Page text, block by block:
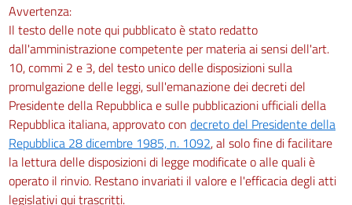
Avvertenza:
Il testo delle note qui pubblicato è stato redatto
dall'amministrazione competente per materia ai sensi dell'art.
10, commi 2 e 3, del testo unico delle disposizioni sulla
promulgazione delle leggi, sull'emanazione dei decreti del
Presidente della Repubblica e sulle pubblicazioni ufficiali della
Repubblica italiana, approvato con decreto del Presidente della
Repubblica 28 dicembre 1985, n. 1092, al solo fine di facilitare
la lettura delle disposizioni di legge modificate o alle quali è
operato il rinvio. Restano invariati il valore e l'efficacia degli atti
legislativi qui trascritti.